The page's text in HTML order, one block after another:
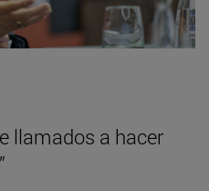
llamados a hacer